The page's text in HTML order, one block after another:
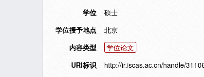
学位
硕士
学位授予地点
北京
内容类型
学位论文
URI标识
http://ir.iscas.ac.cn/handle/